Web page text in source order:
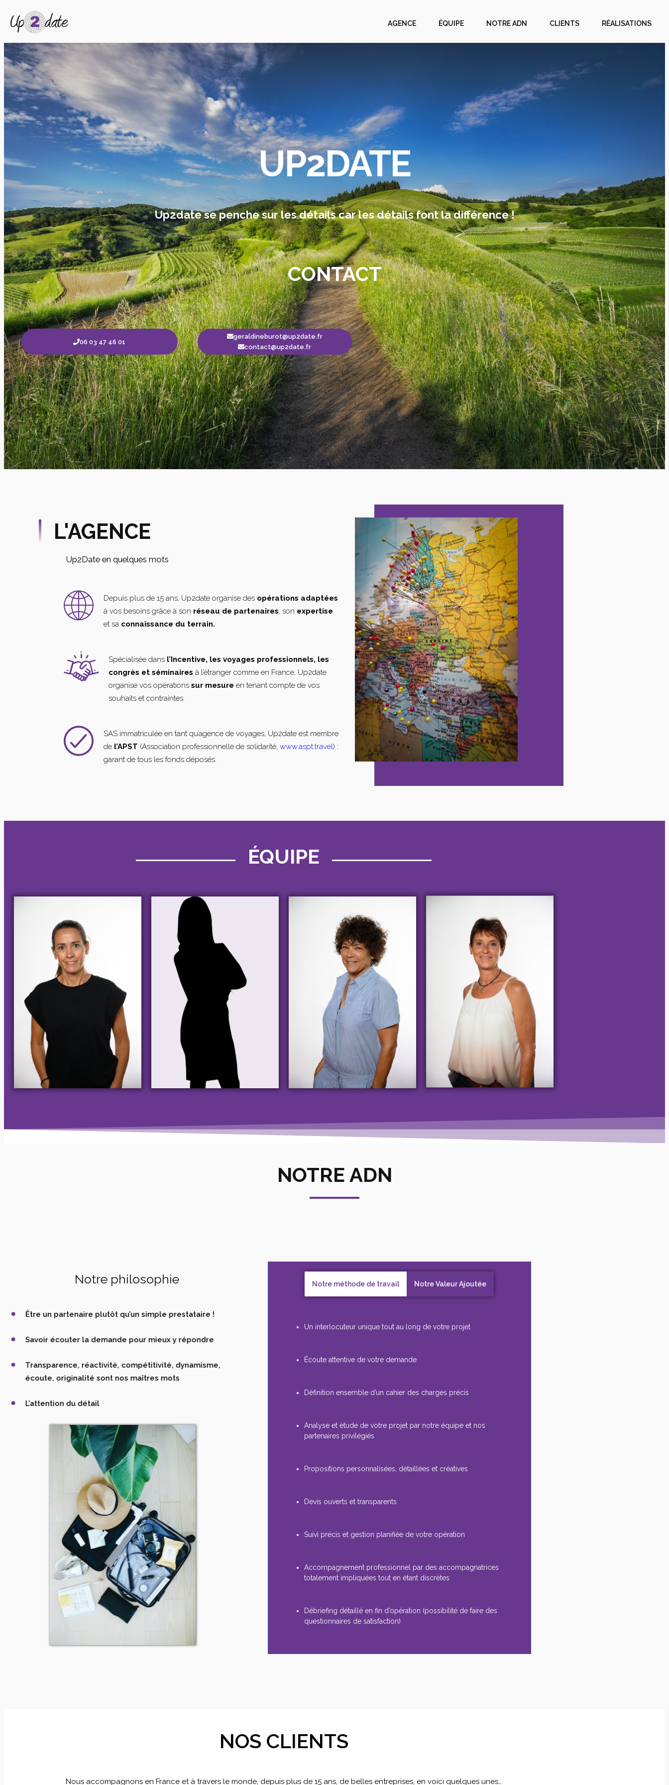
AGENCE ÉQUIPE NOTRE ADN CLIENTS RÉALISATIONS
UP2DATE
Up2date se penche sur les détails car les détails font la différence !
CONTACT
06 03 47 46 01
geraldineburot@up2date.fr
contact@up2date.fr
L'AGENCE
Up2Date en quelques mots
Depuis plus de 15 ans, Up2date organise des opérations adaptées
à vos besoins grâce à son réseau de partenaires, son expertise
et sa connaissance du terrain.
Spécialisée dans l’Incentive, les voyages professionnels, les
congrès et séminaires à l’étranger comme en France, Up2date
organise vos opérations sur mesure en tenant compte de vos
souhaits et contraintes.
SAS immatriculée en tant qu’agence de voyages, Up2date est membre
de l’APST (Association professionnelle de solidarité, www.aspt.travel) :
garant de tous les fonds déposés.
ÉQUIPE
NOTRE ADN
Notre philosophie
Être un partenaire plutôt qu’un simple prestataire !
Savoir écouter la demande pour mieux y répondre
Transparence, réactivité, compétitivité, dynamisme,
écoute, originalité sont nos maîtres mots
L’attention du détail
Notre méthode de travail Notre Valeur Ajoutée
Un interlocuteur unique tout au long de votre projet
Écoute attentive de votre demande
Définition ensemble d’un cahier des charges précis
Analyse et étude de votre projet par notre équipe et nos
partenaires privilégiés
Propositions personnalisées, détaillées et créatives
Devis ouverts et transparents
Suivi précis et gestion planifiée de votre opération
Accompagnement professionnel par des accompagnatrices
totalement impliquées tout en étant discrètes
Débriefing détaillé en fin d’opération (possibilité de faire des
questionnaires de satisfaction)
NOS CLIENTS
Nous accompagnons en France et à travers le monde, depuis plus de 15 ans, de belles entreprises, en voici quelques unes…